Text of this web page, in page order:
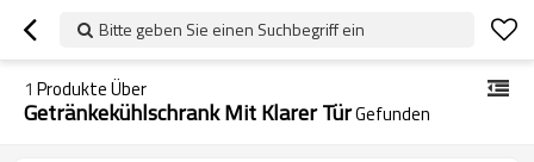
Bitte geben Sie einen Suchbegriff ein
1 Produkte Über
Getränkekühlschrank Mit Klarer TürGefunden